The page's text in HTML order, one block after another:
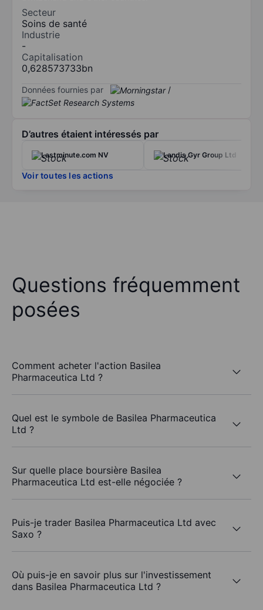
Secteur
Soins de santé
Industrie
-
Capitalisation
0,628573733bn
Données fournies par /
D’autres étaient intéressés par
Lastminute.com NV Landis Gyr Group Ltd
Voir toutes les actions
Questions fréquemment
posées
Comment acheter l'action Basilea
Pharmaceutica Ltd ?
Quel est le symbole de Basilea Pharmaceutica
Ltd ?
Sur quelle place boursière Basilea
Pharmaceutica Ltd est-elle négociée ?
Puis-je trader Basilea Pharmaceutica Ltd avec
Saxo ?
Où puis-je en savoir plus sur l'investissement
dans Basilea Pharmaceutica Ltd ?